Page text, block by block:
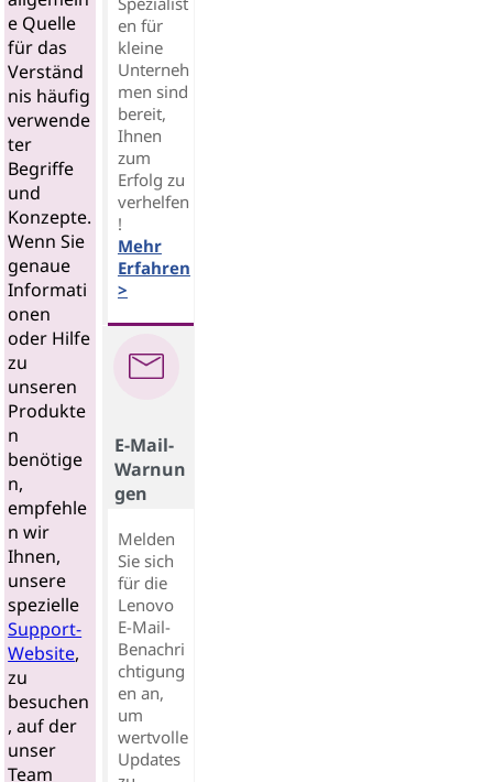
e Quelle
für das
Verständ
nis häufig
verwende
ter
Begriffe
und
Konzepte.
Wenn Sie
genaue
Informati
onen
oder Hilfe
zu
unseren
Produkte
n
benötige
n,
empfehle
n wir
Ihnen,
unsere
spezielle
Support-
Website,
zu
besuchen
, auf der
unser
Team
en für
kleine
Unterneh
men sind
bereit,
Ihnen
zum
Erfolg zu
verhelfen
!
Mehr
Erfahren
>
E-Mail-
Warnun
gen
Melden
Sie sich
für die
Lenovo
E-Mail-
Benachri
chtigung
en an,
um
wertvolle
Updates